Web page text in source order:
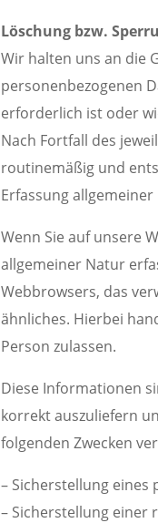
Löschung bzw.
Wir halten uns an die
personenbezogenen
erforderlich ist oder
Nach Fortfall des
routinemäßig und
Erfassung
Wenn Sie auf unsere
allgemeiner Natur
Webbrowsers, das
ähnliches. Hierbei
Person zulassen.
Diese Informationen
korrekt auszuliefern
folgenden Zwecken
– Sicherstellung
– Sicherstellung einer